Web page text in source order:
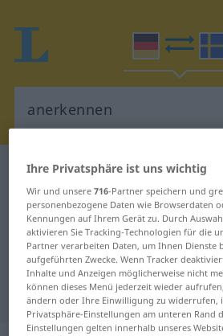
Deutsch-Schwedisch Wörterbuch
Deutsch-Schwedisch
für "anerkennen"
"anerkennen"
Übersetzung
Ihre Privatsphäre ist uns wichtig
Wir und unsere716-Partner speichern und
personenbezogene Daten wie Browserdaten
Kennungen auf Ihrem Gerät zu. Durch
aktivieren Sie Tracking-Technologien für die
Partner verarbeiten Daten, um Ihnen Dienste
aufgeführten Zwecke. Wenn Tracker
Inhalte und Anzeigen möglicherweise nicht
können dieses Menü jederzeit wieder
ändern oder Ihre Einwilligung zu widerrufen,
Privatsphäre-Einstellungen am unteren Rand
Einstellungen gelten innerhalb unseres